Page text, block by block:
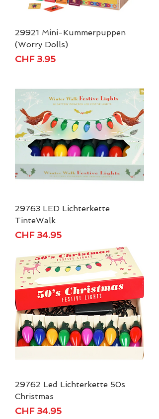
29921 Mini-Kummerpuppen
(Worry Dolls)
Price
CHF 3.95
29763 LED Lichterkette
TinteWalk
Price
CHF 34.95
29762 Led Lichterkette 50s
Christmas
Price
CHF 34.95